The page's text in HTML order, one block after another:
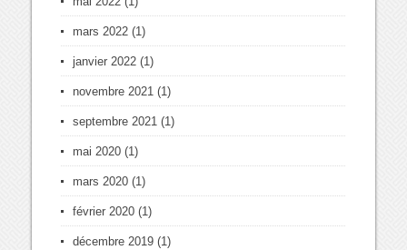
mars 2022 (1)
janvier 2022 (1)
novembre 2021 (1)
septembre 2021 (1)
mai 2020 (1)
mars 2020 (1)
février 2020 (1)
décembre 2019 (1)